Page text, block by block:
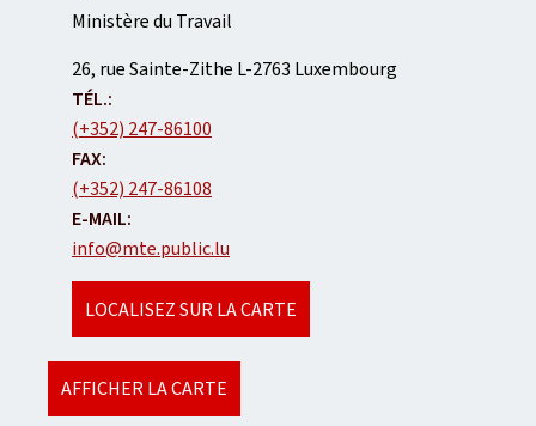
Ministère du Travail
ADRESSE
:
26, rue Sainte-Zithe L-2763 Luxembourg
TÉL.:
(+352) 247-86100
FAX:
(+352) 247-86108
E-MAIL:
info@mte.public.lu
LOCALISEZ SUR LA CARTE
AFFICHER LA CARTE